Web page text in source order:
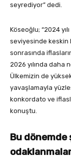
seyrediyor” dedi.
Köseoğlu; “2024
seviyesinde keskin
sonrasında
2026 yılında daha
Ülkemizin de
yavaşlamayla
konkordato ve
konuştu.
Bu